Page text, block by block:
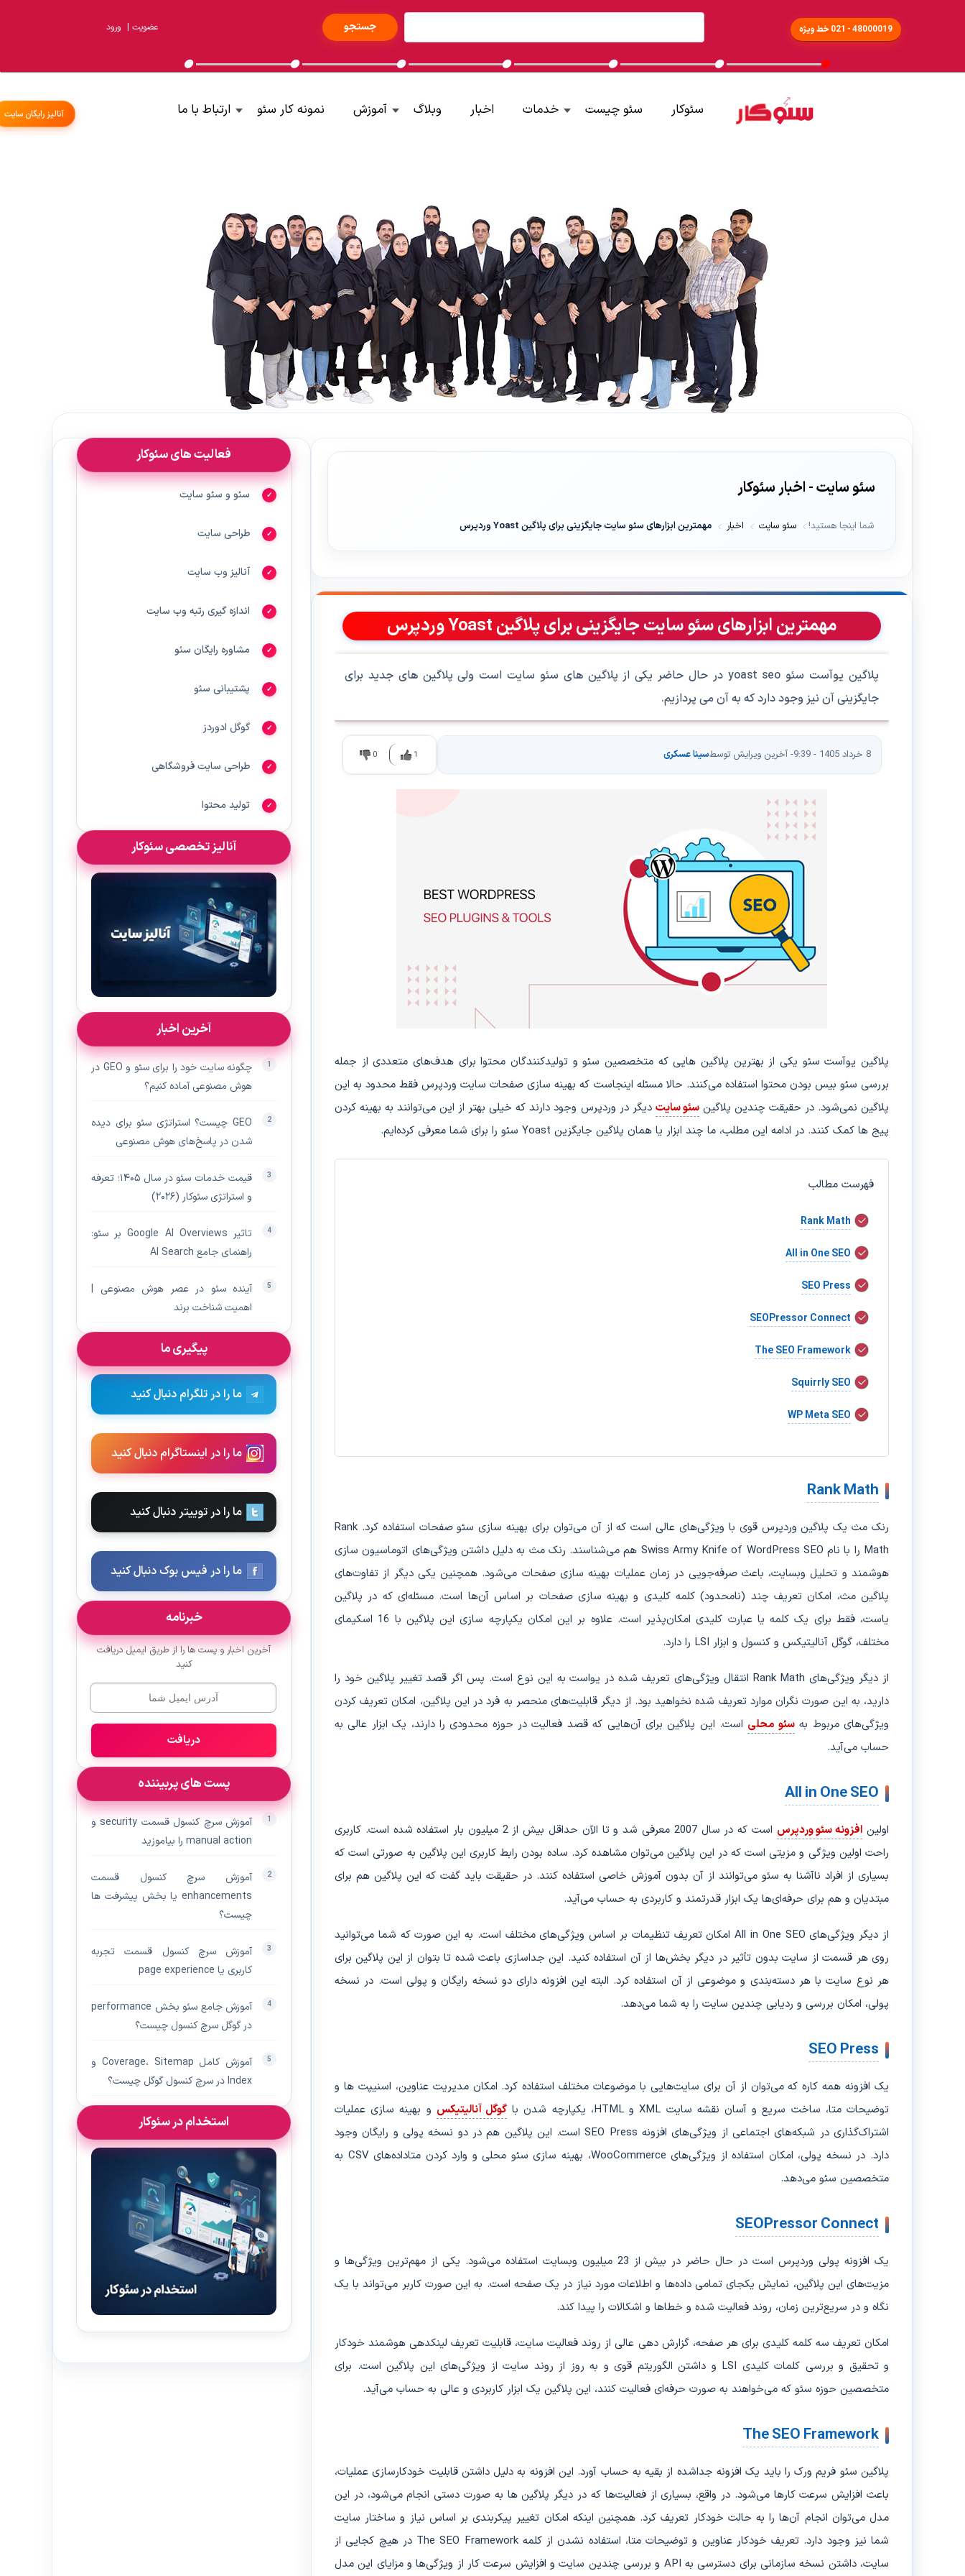
48000019 - 021 خط ویژه عضویت | ورود
سئوکار سئو چیست خدمات اخبار وبلاگ آموزش نمونه کار سئو ارتباط با ما آنالیز رایگان سایت
سئو سایت - اخبار سئوکار
شما اینجا هستید! سئو سایت اخبار مهمترین ابزارهای سئو سایت جایگزینی برای پلاگین Yoast وردپرس
مهمترین ابزارهای سئو سایت جایگزینی برای پلاگین Yoast وردپرس
پلاگین یوآست سئو yoast seo در حال حاضر یکی از پلاگین های سئو سایت است ولی پلاگین های جدید برای
جایگزینی آن نیز وجود دارد که به آن می پردازیم.
8 خرداد 1405 - 9:39 - آخرین ویرایش توسطسینا عسکری 1
0
پلاگین یوآست سئو یکی از بهترین پلاگین هایی که متخصصین سئو و تولیدکنندگان محتوا برای هدف‌های متعددی از جمله
بررسی سئو بیس بودن محتوا استفاده می‌کنند. حالا مسئله‌ اینجاست که بهینه سازی صفحات سایت وردپرس فقط محدود به این
پلاگین نمی‌شود. در حقیقت چندین پلاگینسئو سایت دیگر در وردپرس وجود دارند که خیلی بهتر از این می‌توانند به بهینه کردن
پیج ها کمک کنند. در ادامه این مطلب، ما چند ابزار یا همان پلاگین جایگزین Yoast سئو را برای شما معرفی کرده‌ایم.
فهرست مطالب
Rank Math
All in One SEO
SEO Press
SEOPressor Connect
The SEO Framework
Squirrly SEO
WP Meta SEO
Rank Math
رنک مث یک پلاگین وردپرس قوی با ویژگی‌های عالی است که از آن می‌توان برای بهینه سازی سئو صفحات استفاده کرد. Rank
Math را با نام Swiss Army Knife of WordPress SEO هم می‌شناسند. رنک مث به دلیل داشتن ویژگی‌های اتوماسیون سازی
هوشمند و تحلیل وبسایت، باعث صرفه‌جویی در زمان عملیات بهینه سازی صفحات می‌شود. همچنین یکی دیگر از تفاوت‌های
پلاگین مث، امکان تعریف چند (نامحدود) کلمه کلیدی و بهینه سازی صفحات بر اساس آن‌ها است. مسئله‌ای که در پلاگین
یاست، فقط برای یک کلمه یا عبارت کلیدی امکان‌پذیر است. علاوه بر این امکان یکپارچه سازی این پلاگین با 16 اسکیمای
مختلف، گوگل آنالیتیکس و کنسول و ابزار LSI را دارد.
از دیگر ویژگی‌های Rank Math انتقال ویژگی‌های تعریف شده در یواست به این نوع است. پس اگر قصد تغییر پلاگین خود را
دارید، به این صورت نگران موارد تعریف شده نخواهید بود. از دیگر قابلیت‌های منحصر به فرد در این پلاگین، امکان تعریف کردن
ویژگی‌های مربوط بهسئو محلی است. این پلاگین برای آن‌هایی که قصد فعالیت در حوزه محدودی را دارند، یک ابزار عالی به
حساب می‌آید.
All in One SEO
اولین افزونه سئو وردپرس
است که در سال 2007 معرفی شد و تا الآن حداقل بیش از 2 میلیون بار استفاده شده است. کاربری
راحت اولین ویژگی و مزیتی است که در این پلاگین می‌توان مشاهده کرد. ساده بودن رابط کاربری این پلاگین به صورتی است که
بسیاری از افراد ناآشنا به سئو می‌توانند از آن بدون آموزش خاصی استفاده کنند. در حقیقت باید گفت که این پلاگین هم برای
مبتدیان و هم برای حرفه‌ای‌ها یک ابزار قدرتمند و کاربردی به حساب می‌آید.
از دیگر ویژگی‌های All in One SEO امکان تعریف تنظیمات بر اساس ویژگی‌های مختلف است. به این صورت که شما می‌توانید
روی هر قسمت از سایت بدون تأثیر در دیگر بخش‌ها از آن استفاده کنید. این جداسازی باعث شده تا بتوان از این پلاگین برای
هر نوع سایت با هر دسته‌بندی و موضوعی از آن استفاده کرد. البته این افزونه دارای دو نسخه رایگان و پولی است. در نسخه
پولی، امکان بررسی و ردیابی چندین سایت را به شما می‌دهد.
SEO Press
یک افزونه همه کاره که می‌توان از آن برای سایت‌هایی با موضوعات مختلف استفاده کرد. امکان مدیریت عناوین، اسنیپت ها و
توضیحات متا، ساخت سریع و آسان نقشه سایت XML و HTML، یکپارچه شدن با
گوگل آنالیتیکس و بهینه سازی عملیات
اشتراک‌گذاری در شبکه‌های اجتماعی از ویژگی‌های افزونه SEO Press است. این پلاگین هم در دو نسخه پولی و رایگان وجود
دارد. در نسخه پولی، امکان استفاده از ویژگی‌های WooCommerce، بهینه سازی سئو محلی و وارد کردن متاداده‌های CSV به
متخصصین سئو می‌دهد.
SEOPressor Connect
یک افزونه پولی وردپرس است در حال حاضر در بیش از 23 میلیون وبسایت استفاده می‌شود. یکی از مهم‌ترین ویژگی‌ها و
مزیت‌های این پلاگین، نمایش یکجای تمامی داده‌ها و اطلاعات مورد نیاز در یک صفحه است. به این صورت کاربر می‌تواند با یک
نگاه و در سریع‌ترین زمان، روند فعالیت شده و خطاها و اشکالات را پیدا کند.
امکان تعریف سه کلمه کلیدی برای هر صفحه، گزارش دهی عالی از روند فعالیت سایت، قابلیت تعریف لینکدهی هوشمند خودکار
و تحقیق و بررسی کلمات کلیدی LSI و داشتن الگوریتم قوی و به روز از روند سایت از ویژگی‌های این پلاگین است. برای
متخصصین حوزه سئو که می‌خواهند به صورت حرفه‌ای فعالیت کنند، این پلاگین یک ابزار کاربردی و عالی به حساب می‌آید.
The SEO Framework
پلاگین سئو فریم ورک را باید یک افزونه جداشده از بقیه به حساب آورد. این افزونه به دلیل داشتن قابلیت خودکارسازی عملیات،
باعث افزایش سرعت کارها می‌شود. در واقع، بسیاری از فعالیت‌ها که در دیگر پلاگین ها به صورت دستی انجام می‌شود، در این
مدل می‌توان انجام آن‌ها را به حالت خودکار تعریف کرد. همچنین اینکه امکان تغییر پیکربندی بر اساس نیاز و ساختار سایت
شما نیز وجود دارد. تعریف خودکار عناوین و توضیحات متا، استفاده نشدن از کلمه The SEO Framework در هیچ کجایی از
سایت، داشتن نسخه سازمانی برای دسترسی به API و بررسی چندین سایت و افزایش سرعت کار از ویژگی‌ها و مزایای این مدل
فعالیت های سئوکار
سئو و سئو سایت
طراحی سایت
آنالیز وب سایت
اندازه گیری رتبه وب سایت
مشاوره رایگان سئو
پشتیبانی سئو
گوگل ادوردز
طراحی سایت فروشگاهی
تولید محتوا
آنالیز تخصصی سئوکار
آخرین اخبار
چگونه سایت خود را برای سئو و GEO در
هوش مصنوعی آماده کنیم؟
GEO چیست؟ استراتژی سئو برای دیده‌
شدن در پاسخ‌های هوش مصنوعی
قیمت خدمات سئو در سال ۱۴۰۵؛ تعرفه
و استراتژی سئوکار (۲۰۲۶)
تاثیر Google AI Overviews بر سئو:
راهنمای جامع AI Search
آینده سئو در عصر هوش مصنوعی |
اهمیت شناخت برند
پیگیری ما
ما را در تلگرام دنبال کنید
ما را در اینستاگرام دنبال کنید
ما را در توییتر دنبال کنید
ما را در فیس بوک دنبال کنید
خبرنامه
آخرین اخبار و پست ها را از طریق ایمیل دریافت
کنید
دریافت
پست های پربیننده
آموزش سرچ کنسول قسمت security و
manual action را بیاموزید
آموزش سرچ کنسول قسمت
enhancements یا بخش پیشرفت ها
چیست؟
آموزش سرچ کنسول قسمت تجربه
کاربری یا page experience
آموزش جامع سئو بخش performance
در گوگل سرچ کنسول چیست؟
آموزش کامل Coverage، Sitemap و
Index در سرچ کنسول گوگل چیست؟
استخدام در سئوکار